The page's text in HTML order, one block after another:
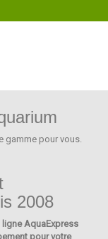
gamme pour vous.
2008
AquaExpress
pour votre